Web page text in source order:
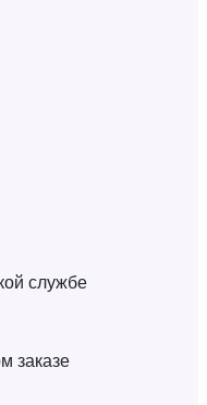
службе
заказе